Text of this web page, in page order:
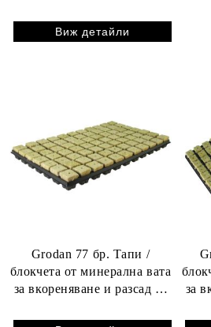
Виж детайли
Grodan 77 бр. Тапи /
блокчета от минерална вата
за вкореняване и разсад (+
за